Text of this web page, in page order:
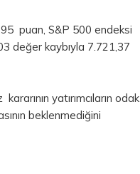
puan, S&P 500 endeksi
değer kaybıyla 7.721,37
yatırımcıların odak
beklenmediğini